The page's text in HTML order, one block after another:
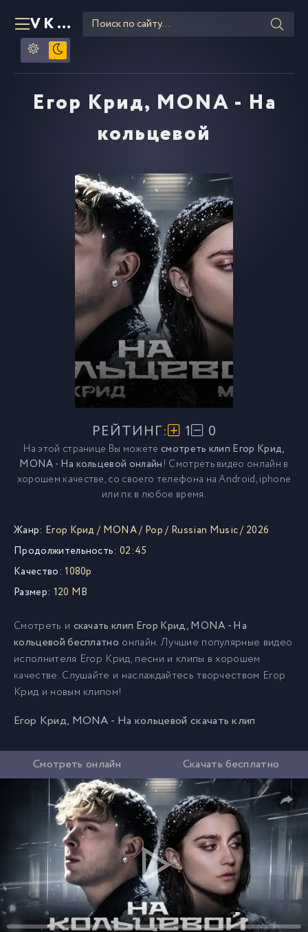
VKLIPE RU
Егор Крид, MONA - На
кольцевой
РЕЙТИНГ: 1 0
На этой странице Вы можете смотреть клип Егор Крид,
MONA - На кольцевой онлайн! Смотреть видео онлайн в
хорошем качестве, со своего телефона на Android, iphone
или пк в любое время.
Жанр: Егор Крид / MONA/ Pop/ Russian Music/ 2026
Продолжительность: 02:45
Качество: 1080p
Размер: 120 MB
Смотреть и скачать клип Егор Крид, MONA - На
кольцевой бесплатно онлайн. Лучшие популярные видео
исполнителя Егор Крид, песни и клипы в хорошем
качестве. Слушайте и наслаждайтесь творчеством Егор
Крид и новым клипом!
Егор Крид, MONA - На кольцевой скачать клип
Смотреть онлайн Скачать бесплатно